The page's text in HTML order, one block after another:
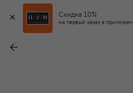
Скидка 10%
на первый заказ в